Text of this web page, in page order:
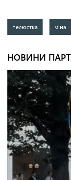
пелюстка міна